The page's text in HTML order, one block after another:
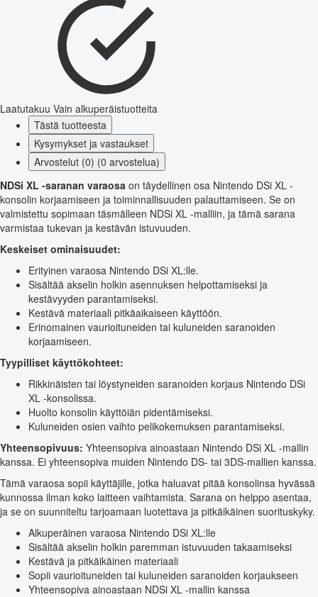
Laatutakuu Vain alkuperäistuotteita
Tästä tuotteesta
Kysymykset ja vastaukset
Arvostelut (0) (0 arvostelua)
NDSi XL -saranan varaosa on täydellinen osa Nintendo DSi XL -
konsolin korjaamiseen ja toiminnallisuuden palauttamiseen. Se on
valmistettu sopimaan täsmälleen NDSi XL -malliin, ja tämä sarana
varmistaa tukevan ja kestävän istuvuuden.
Keskeiset ominaisuudet:
Erityinen varaosa Nintendo DSi XL:lle.
Sisältää akselin holkin asennuksen helpottamiseksi ja
kestävyyden parantamiseksi.
Kestävä materiaali pitkäaikaiseen käyttöön.
Erinomainen vaurioituneiden tai kuluneiden saranoiden
korjaamiseen.
Tyypilliset käyttökohteet:
Rikkinäisten tai löystyneiden saranoiden korjaus Nintendo DSi
XL -konsolissa.
Huolto konsolin käyttöiän pidentämiseksi.
Kuluneiden osien vaihto pelikokemuksen parantamiseksi.
Yhteensopivuus: Yhteensopiva ainoastaan Nintendo DSi XL -mallin
kanssa. Ei yhteensopiva muiden Nintendo DS- tai 3DS-mallien kanssa.
Tämä varaosa sopii käyttäjille, jotka haluavat pitää konsolinsa hyvässä
kunnossa ilman koko laitteen vaihtamista. Sarana on helppo asentaa,
ja se on suunniteltu tarjoamaan luotettava ja pitkäikäinen suorituskyky.
Alkuperäinen varaosa Nintendo DSi XL:lle
Sisältää akselin holkin paremman istuvuuden takaamiseksi
Kestävä ja pitkäikäinen materiaali
Sopii vaurioituneiden tai kuluneiden saranoiden korjaukseen
Yhteensopiva ainoastaan NDSi XL -mallin kanssa